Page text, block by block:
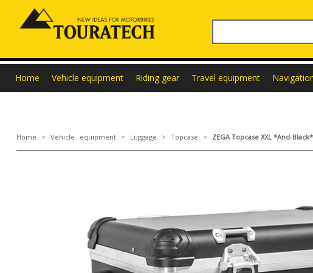
Home Vehicle equipment Riding gear Travel equipment
Home > Vehicle equipment> Luggage > Topcase > ZEGA Topcase XXL *And-